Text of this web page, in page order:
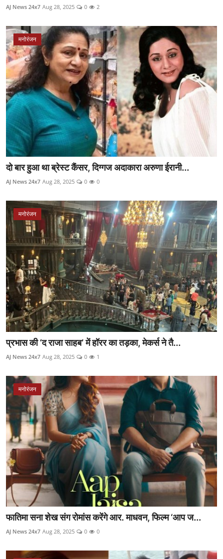
AJ News 24x7 Aug 28, 2025 0 2
मनोरंजन
दो बार हुआ था ब्रेस्ट कैंसर, दिग्गज अदाकारा अरुणा ईरानी...
AJ News 24x7 Aug 28, 2025 0 0
मनोरंजन
प्रभास की ‘द राजा साहब’ में हॉरर का तड़का, मेकर्स ने तै...
AJ News 24x7 Aug 28, 2025 0 1
मनोरंजन
फातिमा सना शेख संग रोमांस करेंगे आर. माधवन, फिल्म ‘आप ज...
AJ News 24x7 Aug 28, 2025 0 0